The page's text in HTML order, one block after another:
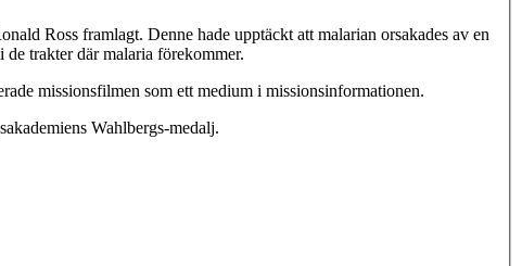
Ross framlagt. Denne hade upptäckt att malarian orsakades av en
trakter där malaria förekommer.
missionsfilmen som ett medium i missionsinformationen.
Wahlbergs-medalj.